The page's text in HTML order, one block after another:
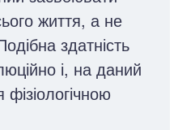
життя, а не
здатність
і, на даний